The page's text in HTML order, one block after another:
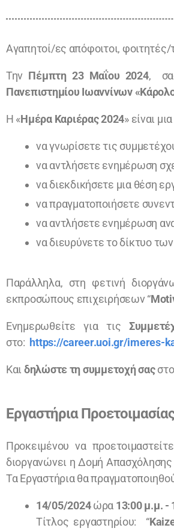
Αγαπητοί/ες απόφοιτοι,
Την Πέμπτη 23 Μαΐου 2024,
Πανεπιστημίου Ιωαννίνων
Η «Ημέρα Καριέρας 2024» είναι
να γνωρίσετε τις
να αντλήσετε ενημέρωση
να διεκδικήσετε μια θέση
να πραγματοποιήσετε
να αντλήσετε ενημέρωση
να διευρύνετε το δίκτυο
Παράλληλα, στη φετινή
εκπροσώπους επιχειρήσεων “
Ενημερωθείτε για τις
στο: https://career.uoi.gr/imeres-
Και δηλώστε τη συμμετοχή σας
Εργαστήρια
Προκειμένου να
διοργανώνει η Δομή Απασχόλησης
Τα Εργαστήρια θα
14/05/2024ώρα 13:00 μ.μ. -
Τίτλος εργαστηρίου: “